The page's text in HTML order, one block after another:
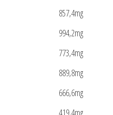
857,4mg
994,2mg
773,4mg
889,8mg
666,6mg
419,4mg